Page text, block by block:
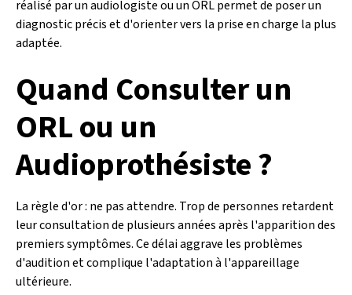
réalisé par un audiologiste ou un ORL permet de poser un
diagnostic précis et d'orienter vers la prise en charge la plus
adaptée.
Quand Consulter un
ORL ou un
Audioprothésiste ?
La règle d'or : ne pas attendre. Trop de personnes retardent
leur consultation de plusieurs années après l'apparition des
premiers symptômes. Ce délai aggrave les problèmes
d'audition et complique l'adaptation à l'appareillage
ultérieure.